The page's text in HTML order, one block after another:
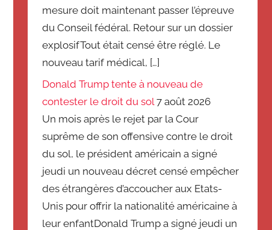
mesure doit maintenant passer l’épreuve
du Conseil fédéral. Retour sur un dossier
explosifTout était censé être réglé. Le
nouveau tarif médical, […]
Donald Trump tente à nouveau de
contester le droit du sol 7 août 2026
Un mois après le rejet par la Cour
suprême de son offensive contre le droit
du sol, le président américain a signé
jeudi un nouveau décret censé empêcher
des étrangères d’accoucher aux Etats-
Unis pour offrir la nationalité américaine à
leur enfantDonald Trump a signé jeudi un